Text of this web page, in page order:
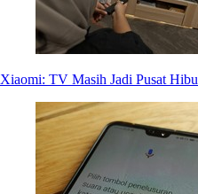
Xiaomi: TV Masih Jadi Pusat